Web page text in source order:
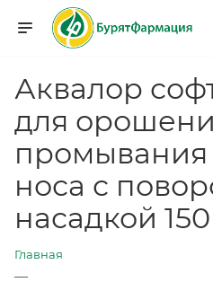
Аквалор
для
промывания
носа с
насадкой
Главная
—